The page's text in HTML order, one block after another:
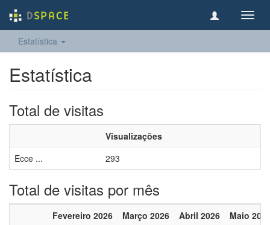
Estatística
Estatística
Total de visitas
Visualizações
Ecce ...
293
Total de visitas por mês
Fevereiro 2026 Março 2026 Abril 2026
Maio